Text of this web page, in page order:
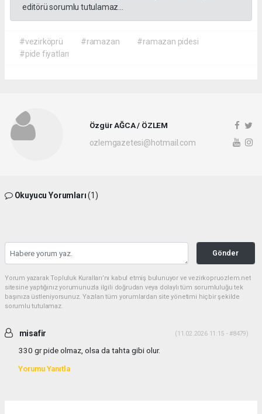
editörü sorumlu tutulamaz...
#vezirköprü #ramazan
#ramazan pidesi
#pide fiyatları
Özgür AĞCA / ÖZLEM
ozlemgazetesi@hotmail.com
Okuyucu Yorumları(1)
Gönder
Yorum yazarak Topluluk Kuralları’nı kabul etmiş bulunuyor ve vezirkopruozlem.net
sitesine yaptığınız yorumunuzla ilgili doğrudan veya dolaylı tüm sorumluluğu tek
başınıza üstleniyorsunuz. Yazılan tüm yorumlardan site yönetimi hiçbir şekilde
sorumlu tutulamaz.
misafir (11.02.2026 11:15 - #8479)
330 gr pide olmaz, olsa da tahta gibi olur.
Yorumu Yanıtla